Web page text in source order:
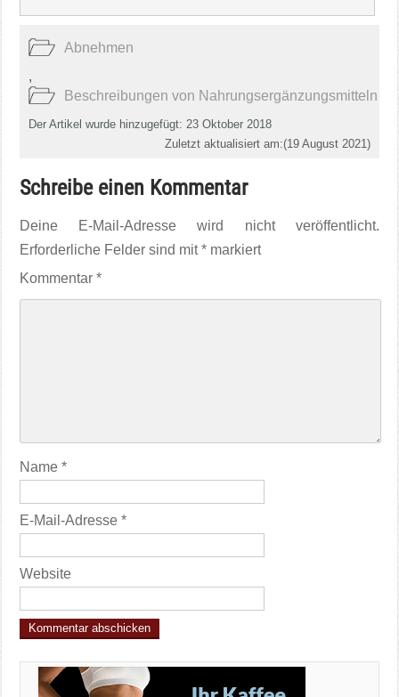
Abnehmen
,
Beschreibungen von Nahrungsergänzungsmitteln
Der Artikel wurde hinzugefügt: 23 Oktober 2018
Zuletzt aktualisiert am:(19 August 2021)
Schreibe einen Kommentar
Deine E-Mail-Adresse wird nicht veröffentlicht.
Erforderliche Felder sind mit* markiert
Kommentar*
Name*
E-Mail-Adresse*
Website